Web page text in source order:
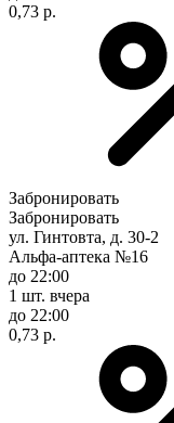
0,73 р.
Забронировать
Забронировать
ул. Гинтовта, д. 30-2
Альфа-аптека №16
до 22:00
1 шт. вчера
до 22:00
0,73 р.